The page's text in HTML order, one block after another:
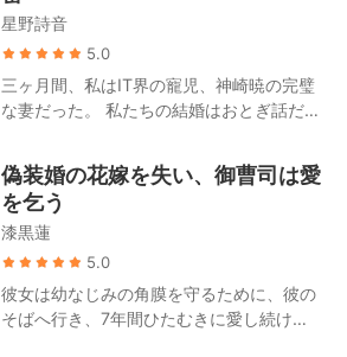
うな残忍さを帯びて静かに響いた。 「今日
まで、この女を何不自由なく健康に生かし
てやったこと。それこそが俺の最大の慈悲
だ」 「俺が共に白髪になるまで添い遂げる
のは、心から愛するあの女だけだ。そし
い。これは、この女があいつに背負った借
りの代償だ。何としても命で返させる！」
ああ、そういうことだったのか。生も死も
共にしようというあの美しい誓いは、私だ
けの哀れな独りよがりに過ぎなかったの
だ。 夫が私を妻に迎えた本当の理由。それ
は、彼が愛してやまない後輩の命を繋ぐた
めの、ただの「生きた血液バンク」として
見下した人々は、次々と頭を下げる。 そし
て、彼女がもう自分の手の届かない場所に
へ向かう。 「月川栀……君は俺の妻だ」
「俺以外の男を見るな」 しかし、彼女の隣
すか？」 「彼女に何か用でも？」 「彼女
は、僕の大切な人です」
礼儀正しく、しかし他人行儀にこう尋ねる
のだ。「この部屋で合っているかな？」 夫
は私の名前すら記憶できず、私の顔立ちさ
えもおぼろげなようだった……。 彼に私を
「記憶」してもらうため、私は壁に二人の
ルを貼った。 “記念日：5月20日” 寝室のド
アには、“寝室”と刻まれたプレートも貼り
付けた。 それだけではない。家中のあらゆ
にまつわるエピソードまで書き添える徹底
ぶりだった。 私はこれを、彼の激務による
後遺症だと信じ込み、一度として不平を漏
星野詩音
5.0
三ヶ月間、私はIT界の寵児、神崎暁の完璧
な妻だった。 私たちの結婚はおとぎ話だと
ップを祝う歓迎ディナーは、完璧な人生の
門出になるはずだった。 その幻想は、彼の
美しくも狂気じみた元カノ、ディアナがパ
ーティーに乱入し、ステーキナイフで彼の
腕を突き刺した瞬間に、粉々に砕け散っ
た。 でも、本当の恐怖は血じゃなかった。
夫の瞳に宿る光だった。 彼は自分を刺した
女を抱きしめ、彼女だけに聞こえるよう
偽装婚の花嫁を失い、御曹司は愛
を乞う
漆黒蓮
5.0
彼女は幼なじみの角膜を守るために、彼の
そばへ行き、7年間ひたむきに愛し続け